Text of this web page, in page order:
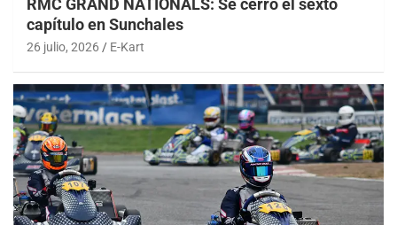
RMC GRAND NATIONALS: Se cerró el sexto
capítulo en Sunchales
26 julio, 2026 E-Kart